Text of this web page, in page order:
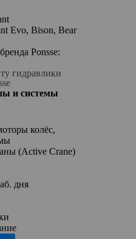
Evo, Bison, Bear
Ponsse:
гидравлики
и системы
колёс,
(Active Crane)
дня